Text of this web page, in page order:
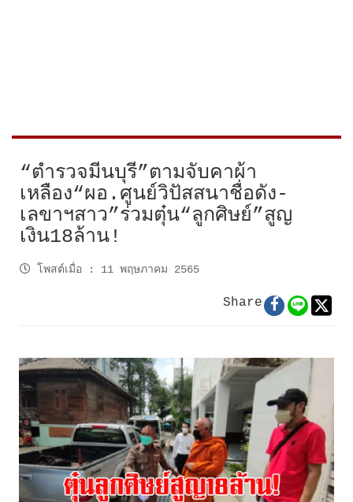
“ตำรวจมีนบุรี”ตามจับคาผ้า
เหลือง“ผอ.ศูนย์วิปัสสนาชื่อดัง-
เลขาฯสาว”ร่วมตุ๋น“ลูกศิษย์”สูญ
เงิน18ล้าน!
โพสต์เมื่อ : 11 พฤษภาคม 2565
Share